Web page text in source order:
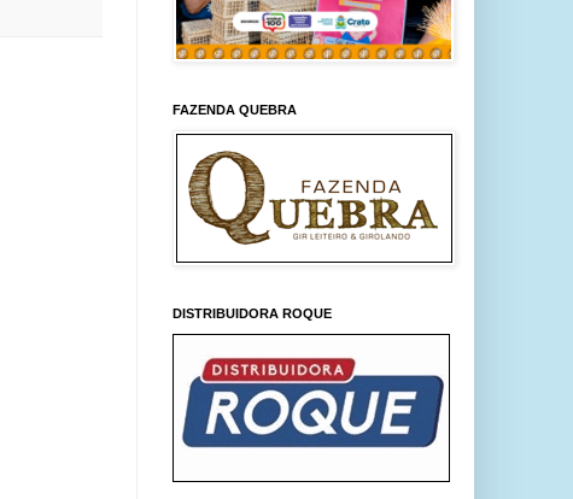
FAZENDA QUEBRA
DISTRIBUIDORA ROQUE